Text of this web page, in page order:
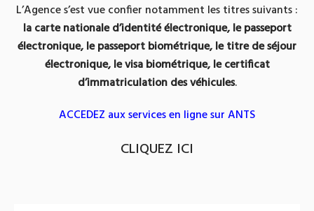
L’Agence s’est vue confier notamment les titres suivants :
la carte nationale d’identité électronique, le passeport
électronique, le passeport biométrique, le titre de séjour
électronique, le visa biométrique, le certificat
d’immatriculation des véhicules.
ACCEDEZ aux services en ligne sur ANTS
CLIQUEZ ICI